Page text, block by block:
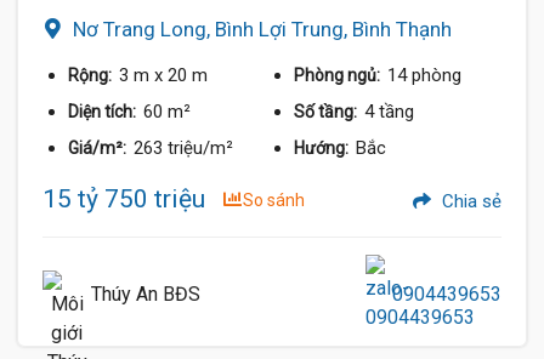
Nơ Trang Long, Bình Lợi Trung, Bình Thạnh
Rộng: 3 m x 20 m Phòng ngủ: 14 phòng
Diện tích: 60 m² Số tầng: 4 tầng
Giá/m²: 263 triệu/m² Hướng: Bắc
15 tỷ 750 triệu So sánh Chia sẻ
Thúy An BĐS 0904439653